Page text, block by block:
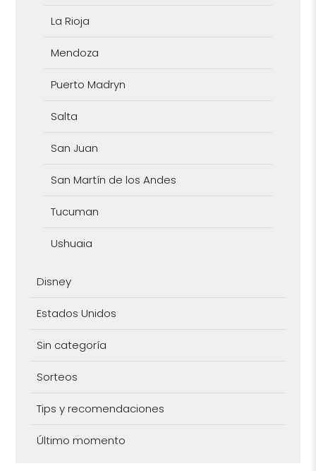
La Rioja
Mendoza
Puerto Madryn
Salta
San Juan
San Martín de los Andes
Tucuman
Ushuaia
Disney
Estados Unidos
Sin categoría
Sorteos
Tips y recomendaciones
Último momento